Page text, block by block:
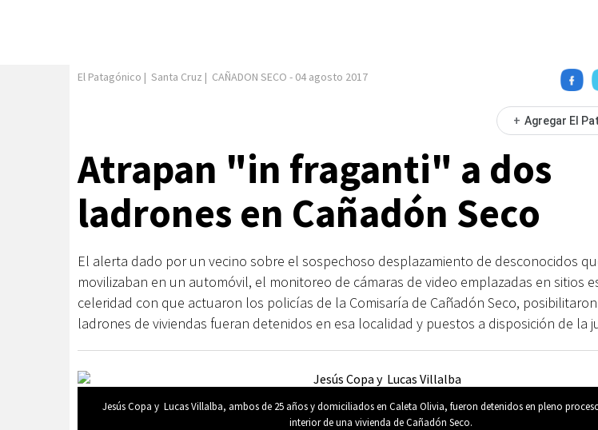
El Patagónico | Santa Cruz | CAÑADON SECO - 04 agosto 2017
+ Agregar El
Atrapan "in fraganti" a dos
ladrones en Cañadón Seco
El alerta dado por un vecino sobre el sospechoso desplazamiento de desconocidos
movilizaban en un automóvil, el monitoreo de cámaras de video emplazadas en sitios
celeridad con que actuaron los policías de la Comisaría de Cañadón Seco,
ladrones de viviendas fueran detenidos en esa localidad y puestos a disposición de la
Jesús Copa y Lucas Villalba, ambos de 25 años y domiciliados en Caleta Olivia, fueron detenidos en pleno
interior de una vivienda de Cañadón Seco.